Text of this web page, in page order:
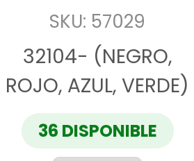
SKU: 57029
32104- (NEGRO,
ROJO, AZUL, VERDE)
36 DISPONIBLE